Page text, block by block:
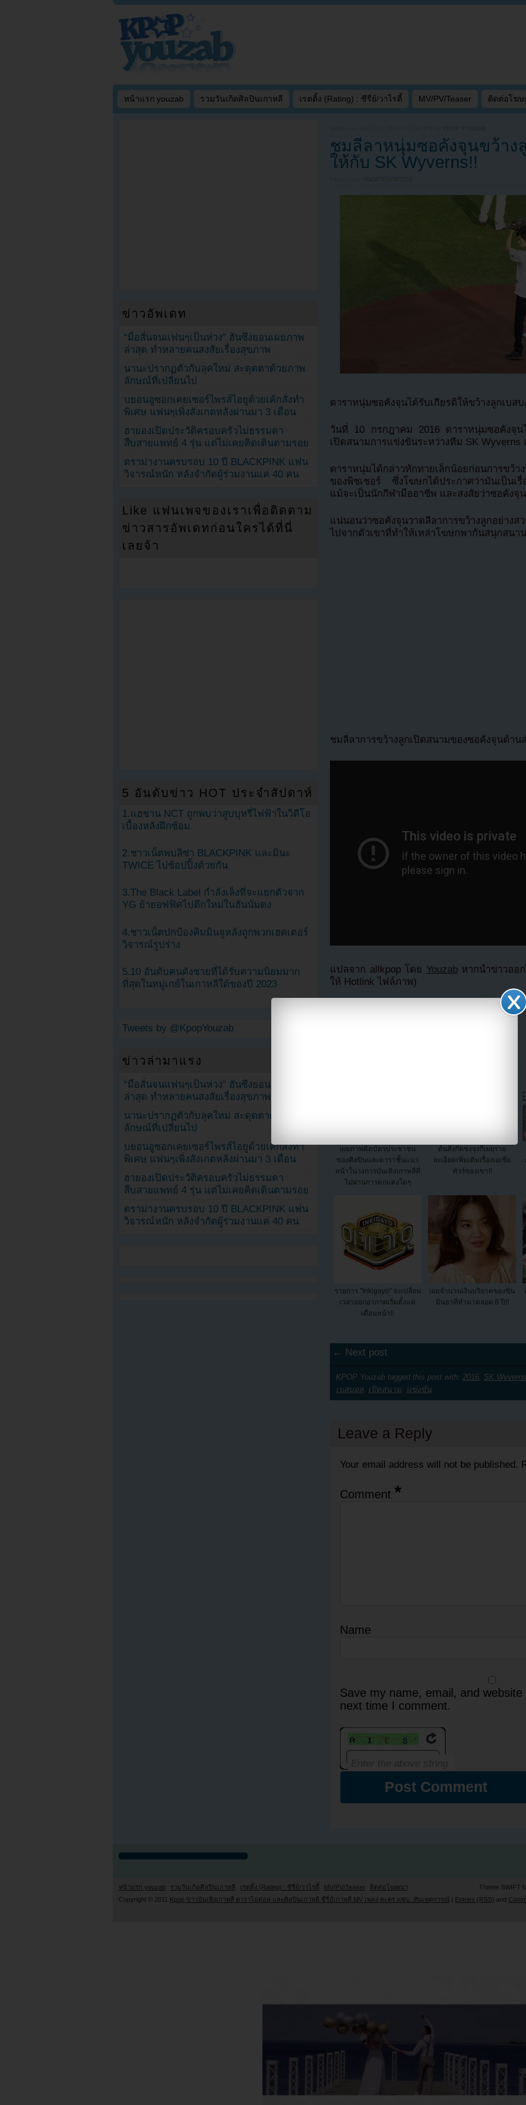
หน้าแรก youzab รวมวันเกิดศิลปินเกาหลี เรตติ้ง (Rating) : ซีรี่ย์/วาไรตี้ MV/PV/Teaser ติดต่อโฆ
KPOP YOUZAB
ชมลีลาหนุ่มซอคังจุนขว้าง
ให้กับ SK Wyverns!!
UNCATEGORIZED
ดาราหนุ่มซอคังจุนได้รับเกียรติให้ขว้างลูกเบส
วันที่ 10 กรกฎาคม 2016 ดาราหนุ่มซอคังจุน
เปิดสนามการแข่งขันระหว่างทีม SK Wyverns
ดาราหนุ่มได้กล่าวทักทายเล็กน้อยก่อนการข
ของพิชเชอร์ ซึ่งโฆษกได้ประกาศว่ามันเป็นเรื่
แม้จะเป็นนักกีฬามืออาชีพ และสงสัยว่าซอคังจุ
แน่นอนว่าซอคังจุนวาดลีลาการขว้างลูกอย่าง
ไปจากตัวเขาที่ทำให้เหล่าโฆษกพากันสนุกสนาน
ชมลีลาการขว้างลูกเปิดสนามของซอคังจุนด้านล่
แปลจาก allkpop โดย Youzabหากนำข่าวออ
ให้ Hotlink ไฟล์ภาพ)
เผยภาพติดบัตรประชาชน
ของศิลปินและดาราชั้นแนว
หน้าในวงการบันเทิงเกาหลีที่
ไม่ผ่านการตกแต่งใดๆ
ต้นสังกัดซงจุงกิเผยราย
ละเอียดเพิ่มเติมเรื่องเอเชีย
ทัวร์ของเขา!!
รายการ "Inkigayo" จะเปลี่ยน
เวลาออกอากาศเริ่มตั้งแต่
เดือนหน้า!!
เผยจำนวนเงินบริจาคของชิน
มินอาที่ทำมาตลอด 8 ปี!!
← Next post
KPOP Youzab tagged this post with: 2016 SK Wyverns
เบสบอล
เปิดสนาม แข่งขัน
Leave a Reply
Your email address will not be published.
Comment *
Name
Save my name, email, and
next time I comment.
ข่าวอัพเดท
“มือสั่นจนแฟนๆเป็นห่วง” ฮันซึงยอนเผยภาพ
ล่าสุด ทำหลายคนสงสัยเรื่องสุขภาพ
นานะปรากฏตัวกับลุคใหม่ สะดุดตาด้วยภาพ
ลักษณ์ที่เปลี่ยนไป
บยอนอูซอกเคยเซอร์ไพรส์ไอยูด้วยเค้กสั่งทำ
พิเศษ แฟนๆเพิ่งสังเกตหลังผ่านมา 3 เดือน
ฮายองเปิดประวัติครอบครัวไม่ธรรมดา
สืบสายแพทย์ 4 รุ่น แต่ไม่เคยคิดเดินตามรอย
ดราม่างานครบรอบ 10 ปี BLACKPINK แฟน
วิจารณ์หนัก หลังจำกัดผู้ร่วมงานแค่ 40 คน
Like แฟนเพจของเราเพื่อติดตาม
ข่าวสารอัพเดทก่อนใครได้ที่นี่
เลยจ้า
5 อันดับข่าว HOT ประจำสัปดาห์
1.แฮชาน NCT ถูกพบว่าสูบบุหรี่ไฟฟ้าในวิดีโอ
เบื้องหลังฝึกซ้อม
2.ชาวเน็ตพบลิซ่า BLACKPINK และมินะ
TWICE ไปช้อปปิ้งด้วยกัน
3.The Black Label กำลังเล็งที่จะแยกตัวจาก
YG ย้ายอฟฟิศไปตึกใหม่ในฮันนัมดง
4.ชาวเน็ตปกป้องคิมมินจูหลังถูกพวกเฮดเตอร์
วิจารณ์รูปร่าง
5.10 อันดับคนดังชายที่ได้รับความนิยมมาก
ที่สุดในหมู่เกย์ในเกาหลีใต้ของปี 2023
Tweets by @KpopYouzab
ข่าวล่ามาแรง
“มือสั่นจนแฟนๆเป็นห่วง” ฮันซึงยอนเผยภาพ
ล่าสุด ทำหลายคนสงสัยเรื่องสุขภาพ
นานะปรากฏตัวกับลุคใหม่ สะดุดตาด้วยภาพ
ลักษณ์ที่เปลี่ยนไป
บยอนอูซอกเคยเซอร์ไพรส์ไอยูด้วยเค้กสั่งทำ
พิเศษ แฟนๆเพิ่งสังเกตหลังผ่านมา 3 เดือน
ฮายองเปิดประวัติครอบครัวไม่ธรรมดา
สืบสายแพทย์ 4 รุ่น แต่ไม่เคยคิดเดินตามรอย
ดราม่างานครบรอบ 10 ปี BLACKPINK แฟน
วิจารณ์หนัก หลังจำกัดผู้ร่วมงานแค่ 40 คน
หน้าแรก youzab รวมวันเกิดศิลปินเกาหลี เรตติ้ง (Rating) : ซีรี่ย์/วาไรตี้ MV/PV/Teaser ติดต่อโฆษณา Theme SWIFT
Copyright © 2011 Kpop ข่าวบันเทิงเกาหลี ดาราไอดอล และศิลปินเกาหลี ซีรี่ย์เกาหลี MV เพลง ละคร แซ่บ..ทันเหตุการณ์ | Entries (RSS) and